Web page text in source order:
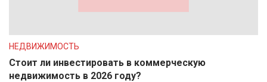
НЕДВИЖИМОСТЬ
Стоит ли инвестировать в коммерческую
недвижимость в 2026 году?